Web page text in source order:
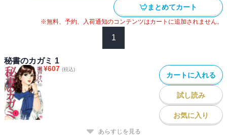
まとめてカート
※無料、予約、入荷通知のコンテンツはカートに追加されません。
1
秘書のカガミ 1
¥607 (税込)
カートに入れる
試し読み
お気に入り
あらすじを見る